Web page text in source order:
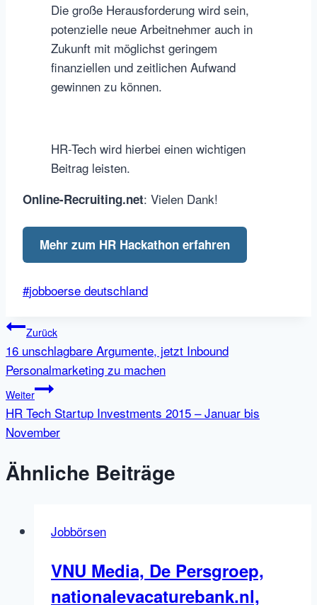
Die große Herausforderung wird sein,
potenzielle neue Arbeitnehmer auch in
Zukunft mit möglichst geringem
finanziellen und zeitlichen Aufwand
gewinnen zu können.
HR-Tech wird hierbei einen wichtigen
Beitrag leisten.
Online-Recruiting.net: Vielen Dank!
Mehr zum HR Hackathon erfahren
Schlagworte:
#jobboerse deutschland
Beitragsnavigation
Zurück
16 unschlagbare Argumente, jetzt Inbound
Personalmarketing zu machen
Weiter
HR Tech Startup Investments 2015 – Januar bis
November
Ähnliche Beiträge
Jobbörsen
VNU Media, De Persgroep,
nationalevacaturebank.nl,